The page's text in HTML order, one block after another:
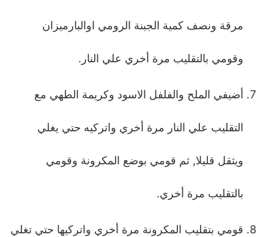
مرقة ونصف كمية الجبنة الرومي اوالبارميزان
وقومي بالتقليب مرة أخري علي النار.
أضيفي الملح والفلفل الاسود وكريمة الطهي مع
التقليب علي النار مرة أخري واتركيه حتي يغلي
ويثقل قليلا, ثم قومي بوضع المكرونة وقومي
بالتقليب مرة أخري.
قومي بتقليب المكرونة مرة أخري واتركيها حتي تغلي